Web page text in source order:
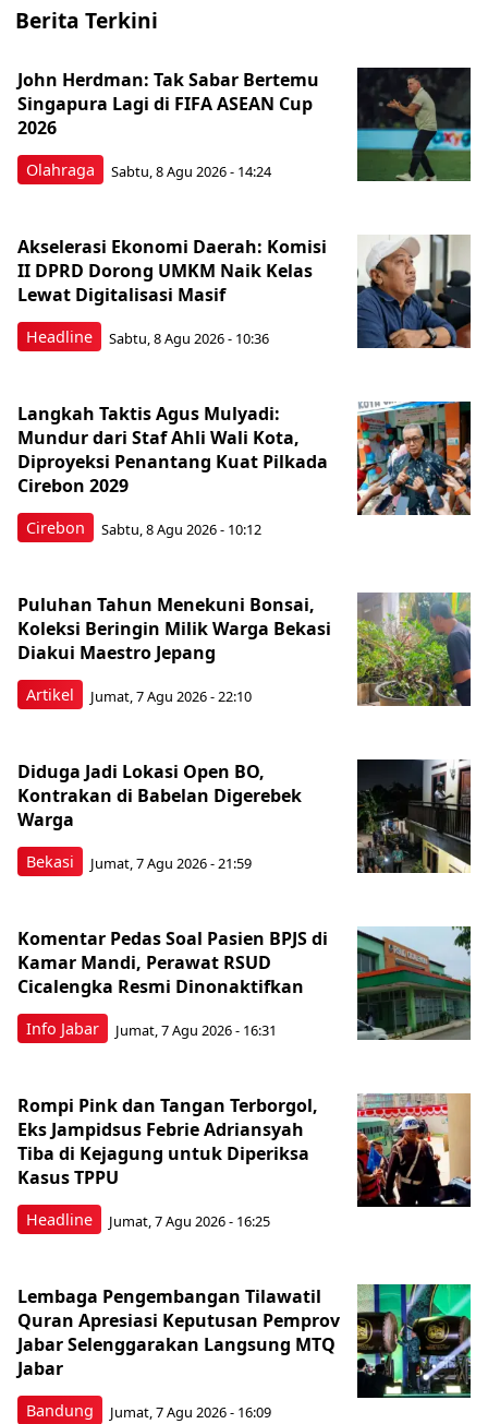
Berita Terkini
Olahraga
John Herdman: Tak Sabar Bertemu
Singapura Lagi di FIFA ASEAN Cup
2026
Sabtu, 8 Agu 2026 - 14:24
Headline
Akselerasi Ekonomi Daerah: Komisi
II DPRD Dorong UMKM Naik Kelas
Lewat Digitalisasi Masif
Sabtu, 8 Agu 2026 - 10:36
Cirebon
Langkah Taktis Agus Mulyadi:
Mundur dari Staf Ahli Wali Kota,
Diproyeksi Penantang Kuat Pilkada
Cirebon 2029
Sabtu, 8 Agu 2026 - 10:12
Artikel
Puluhan Tahun Menekuni Bonsai,
Koleksi Beringin Milik Warga Bekasi
Diakui Maestro Jepang
Jumat, 7 Agu 2026 - 22:10
Bekasi
Diduga Jadi Lokasi Open BO,
Kontrakan di Babelan Digerebek
Warga
Jumat, 7 Agu 2026 - 21:59
Info Jabar
Komentar Pedas Soal Pasien BPJS di
Kamar Mandi, Perawat RSUD
Cicalengka Resmi Dinonaktifkan
Jumat, 7 Agu 2026 - 16:31
Headline
Rompi Pink dan Tangan Terborgol,
Eks Jampidsus Febrie Adriansyah
Tiba di Kejagung untuk Diperiksa
Kasus TPPU
Jumat, 7 Agu 2026 - 16:25
Bandung
Lembaga Pengembangan Tilawatil
Quran Apresiasi Keputusan Pemprov
Jabar Selenggarakan Langsung MTQ
Jabar
Jumat, 7 Agu 2026 - 16:09